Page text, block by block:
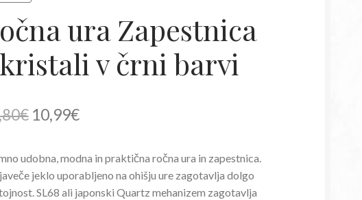
ura Zapestnica
v črni barvi
€ Izvirna
je
bila:
10,99€Trenutna
je:
10,99€.
udobna, modna in praktična ročna ura in zapestnica.
jeklo uporabljeno na ohišju ure zagotavlja dolgo
SL68 ali japonski Quartz mehanizem zagotavlja